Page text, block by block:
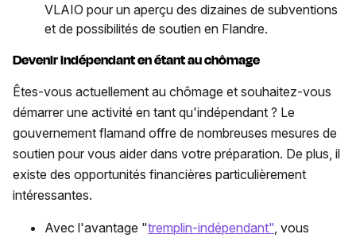
VLAIO pour un aperçu des dizaines de subventions
et de possibilités de soutien en Flandre.
Devenir indépendant en étant au chômage
Êtes-vous actuellement au chômage et souhaitez-vous
démarrer une activité en tant qu'indépendant ? Le
gouvernement flamand offre de nombreuses mesures de
soutien pour vous aider dans votre préparation. De plus, il
existe des opportunités financières particulièrement
intéressantes.
Avec l'avantage "tremplin-indépendant", vous